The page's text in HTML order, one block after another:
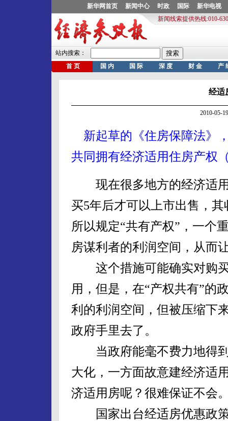
经适
2010-05-
新起草的《住房保障法》
共同拥有经济适用住房产权
现在很多地方的经济适用
买5年后才可以上市出售，
所以规定“共有产权”，一个
房谋利者的利润空间，从而
这个措施可能确实对购买
用，但是，在“产权共有”的
利的利润空间，但被压缩下
政府手里去了。
当政府能毫不费力地得到
大化，一方面故意建经济适
济适用房呢？很难保证不会
国家出台经适房优惠政策